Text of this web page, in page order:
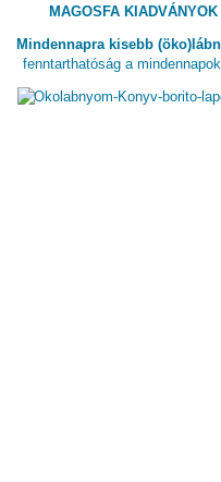
MAGOSFA KIADVÁNYOK
Mindennapra kisebb
fenntarthatóság a